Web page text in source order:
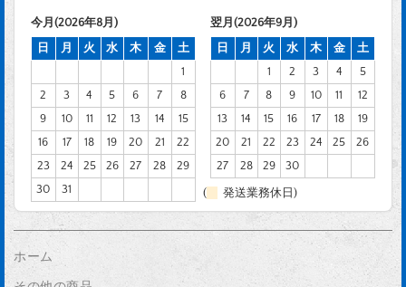
今月(2026年8月)
日
月 火 水 木 金
土
1
2
3 4 5 6 7
8
9
10 11 12 13 14
15
16
17 18 19 20 21
22
23
24 25 26 27 28
29
30
31
翌月(2026年9月)
日
月 火 水 木 金
土
1
2 3 4
5
6
7 8 9 10 11
12
13
14 15 16 17 18
19
20
21 22 23 24 25
26
27
28 29 30
( 発送業務休日)
ホーム